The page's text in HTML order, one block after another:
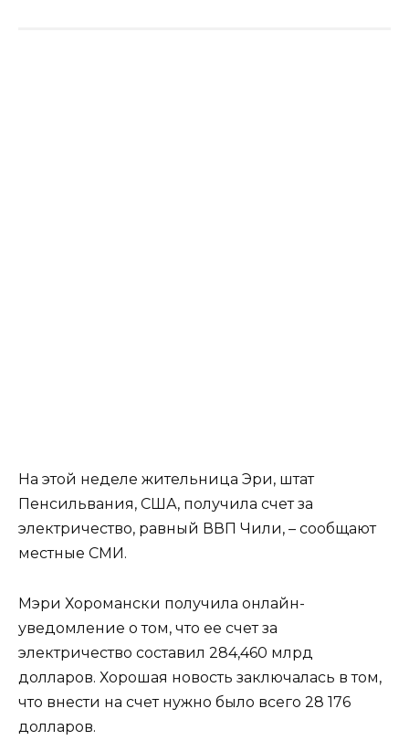
На этой неделе жительница Эри, штат
Пенсильвания, США, получила счет за
электричество, равный ВВП Чили, – сообщают
местные СМИ.
Мэри Хоромански получила онлайн-
уведомление о том, что ее счет за
электричество составил 284,460 млрд
долларов. Хорошая новость заключалась в том,
что внести на счет нужно было всего 28 176
долларов.